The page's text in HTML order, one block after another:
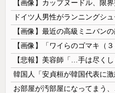
【画像】カップヌードル、限
【画像】最近の高級ミニバン
【画像】「ワイらのゴマキ（３
【悲報】美容師「…手は尽く
お部屋が汚部屋になってまう、